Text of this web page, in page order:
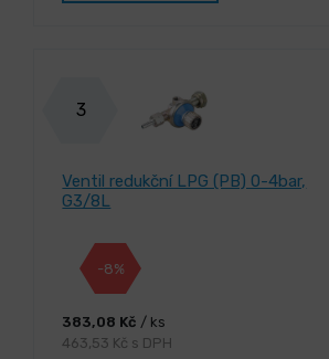
3
Ventil redukční LPG (PB) 0-4bar,
G3/8L
-8%
383,08 Kč / ks
463,53 Kč s DPH